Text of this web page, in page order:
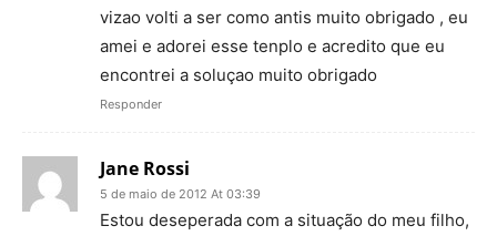
vizao volti a ser como antis muito obrigado , eu
amei e adorei esse tenplo e acredito que eu
encontrei a soluçao muito obrigado
Responder
Jane Rossi
5 de maio de 2012 At 03:39
Estou deseperada com a situação do meu filho,